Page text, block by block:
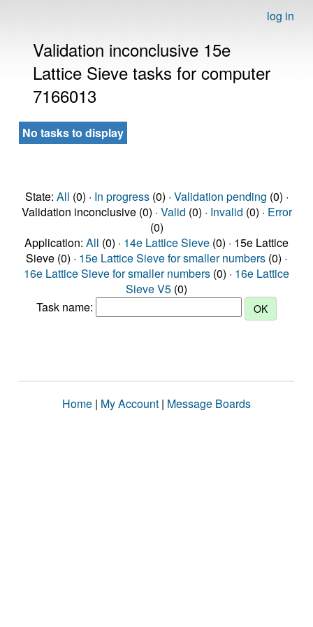
log in
Validation inconclusive 15e
Lattice Sieve tasks for computer
7166013
No tasks to display
State: All (0) · In progress(0) · Validation pending (0) ·
Validation inconclusive (0) · Valid (0) · Invalid (0) · Error
(0)
Application: All (0) · 14e Lattice Sieve (0) · 15e Lattice
Sieve (0) · 15e Lattice Sieve for smaller numbers (0) ·
16e Lattice Sieve for smaller numbers (0) · 16e Lattice
Sieve V5 (0)
Task name:
Home | My Account | Message Boards